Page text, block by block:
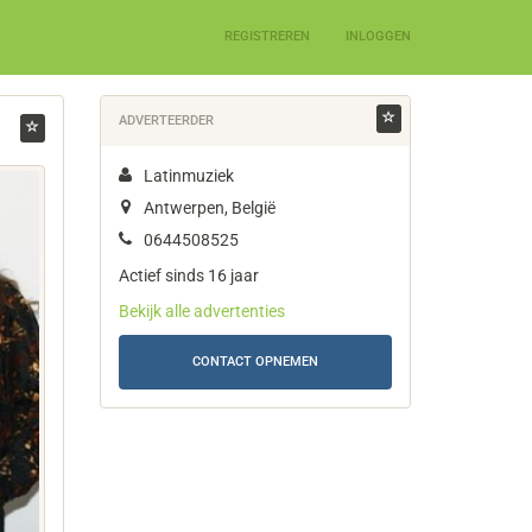
REGISTREREN INLOGGEN
ADVERTEERDER
Latinmuziek
Antwerpen, België
0644508525
Actief sinds 16 jaar
Bekijk alle advertenties
CONTACT OPNEMEN